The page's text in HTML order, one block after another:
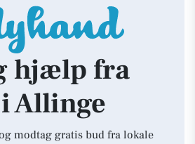
hjælp fra
Allinge
modtag gratis bud fra lokale